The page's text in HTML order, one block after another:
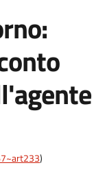
)